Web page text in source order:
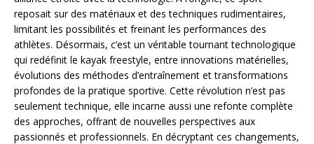
reposait sur des matériaux et des techniques rudimentaires,
limitant les possibilités et freinant les performances des
athlètes. Désormais, c’est un véritable tournant technologique
qui redéfinit le kayak freestyle, entre innovations matérielles,
évolutions des méthodes d’entraînement et transformations
profondes de la pratique sportive. Cette révolution n’est pas
seulement technique, elle incarne aussi une refonte complète
des approches, offrant de nouvelles perspectives aux
passionnés et professionnels. En décryptant ces changements,